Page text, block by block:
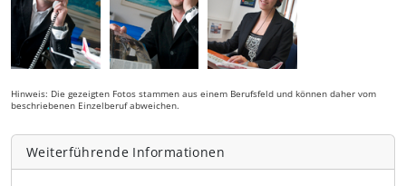
Hinweis: Die gezeigten Fotos stammen aus einem Berufsfeld und können daher vom
beschriebenen Einzelberuf abweichen.
Weiterführende Informationen